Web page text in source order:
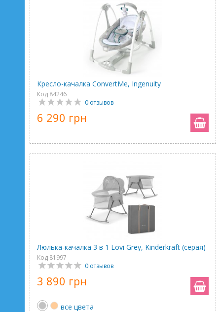
Кресло-качалка ConvertMe, Ingenuity
Код 84246
0 отзывов
6 290 грн
Люлька-качалка 3 в 1 Lovi Grey, Kinderkraft (серая)
Код 81997
0 отзывов
3 890 грн
все цвета